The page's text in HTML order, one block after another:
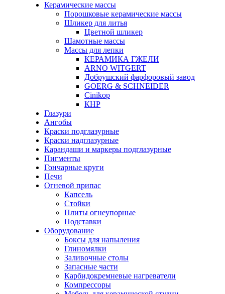
Керамические массы
Порошковые керамические массы
Шликер для литья
Цветной шликер
Шамотные массы
Массы для лепки
КЕРАМИКА ГЖЕЛИ
ARNO WITGERT
Добрушский фарфоровый завод
GOERG & SCHNEIDER
Cinikop
КНР
Глазури
Ангобы
Краски подглазурные
Краски надглазурные
Карандаши и маркеры подглазурные
Пигменты
Гончарные круги
Печи
Огневой припас
Капсель
Стойки
Плиты огнеупорные
Подставки
Оборудование
Боксы для напыления
Глиномялки
Заливочные столы
Запасные части
Карбидокремневые нагреватели
Компрессоры